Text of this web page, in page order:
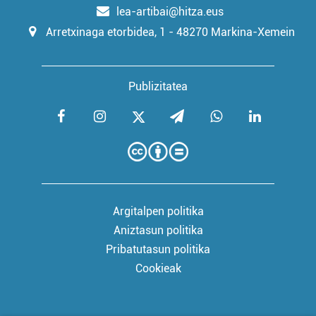
lea-artibai@hitza.eus
Arretxinaga etorbidea, 1 - 48270 Markina-Xemein
Publizitatea
Argitalpen politika
Aniztasun politika
Pribatutasun politika
Cookieak